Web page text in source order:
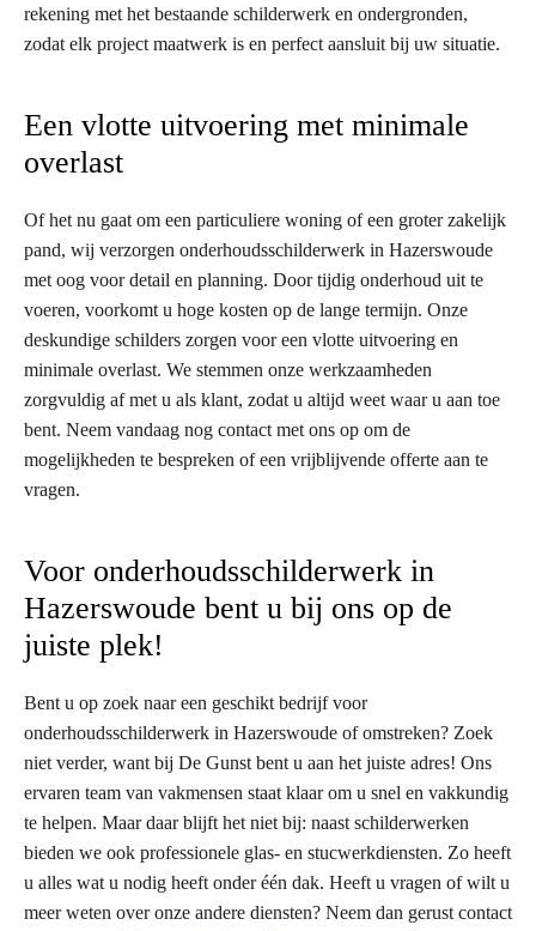
rekening met het bestaande schilderwerk en ondergronden,
zodat elk project maatwerk is en perfect aansluit bij uw situatie.
Een vlotte uitvoering met minimale
overlast
Of het nu gaat om een particuliere woning of een groter zakelijk
pand, wij verzorgen onderhoudsschilderwerk in Hazerswoude
met oog voor detail en planning. Door tijdig onderhoud uit te
voeren, voorkomt u hoge kosten op de lange termijn. Onze
deskundige schilders zorgen voor een vlotte uitvoering en
minimale overlast. We stemmen onze werkzaamheden
zorgvuldig af met u als klant, zodat u altijd weet waar u aan toe
bent. Neem vandaag nog contact met ons op om de
mogelijkheden te bespreken of een vrijblijvende offerte aan te
vragen.
Voor onderhoudsschilderwerk in
Hazerswoude bent u bij ons op de
juiste plek!
Bent u op zoek naar een geschikt bedrijf voor
onderhoudsschilderwerk in Hazerswoude of omstreken? Zoek
niet verder, want bij De Gunst bent u aan het juiste adres! Ons
ervaren team van vakmensen staat klaar om u snel en vakkundig
te helpen. Maar daar blijft het niet bij: naast schilderwerken
bieden we ook professionele glas- en stucwerkdiensten. Zo heeft
u alles wat u nodig heeft onder één dak. Heeft u vragen of wilt u
meer weten over onze andere diensten? Neem dan gerust contact